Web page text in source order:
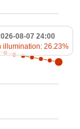
08-07 24:00
illumination: 26.23%